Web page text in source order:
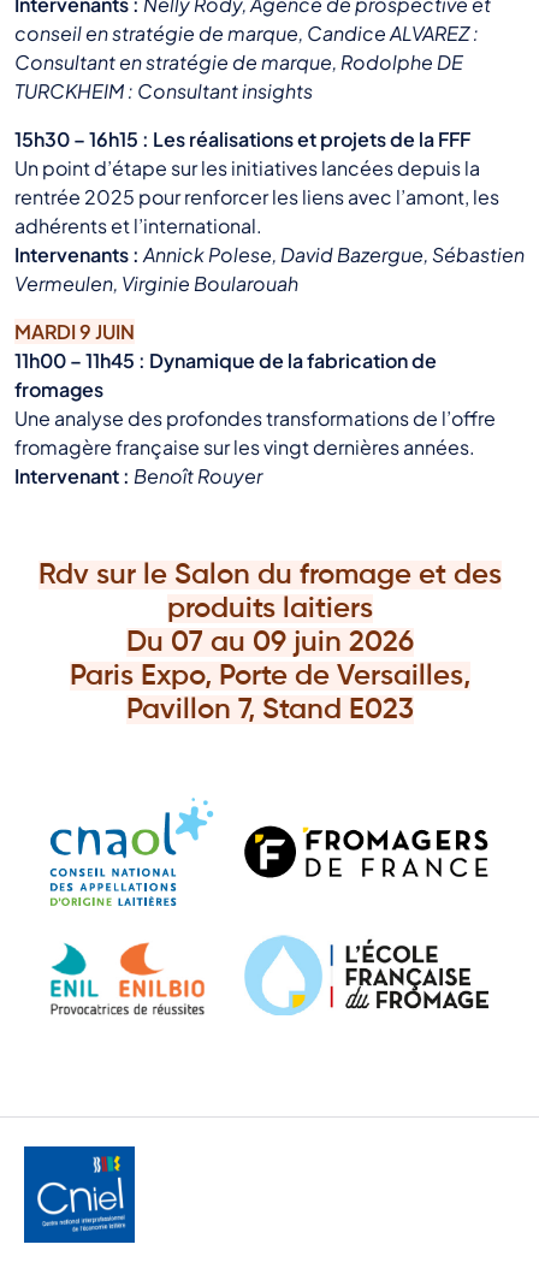
conseil en stratégie de marque, Candice ALVAREZ :
Consultant en stratégie de marque, Rodolphe DE
TURCKHEIM : Consultant insights
15h30 – 16h15 : Les réalisations et projets de la FFF
Un point d’étape sur les initiatives lancées depuis la
rentrée 2025 pour renforcer les liens avec l’amont, les
adhérents et l’international.
Intervenants : Annick Polese, David Bazergue, Sébastien
Vermeulen, Virginie Boularouah
MARDI 9 JUIN
11h00 – 11h45 : Dynamique de la fabrication de
fromages
Une analyse des profondes transformations de l’offre
fromagère française sur les vingt dernières années.
Intervenant : Benoît Rouyer
Rdv sur le Salon du fromage et des
produits laitiers
Du 07 au 09 juin 2026
Paris Expo, Porte de Versailles,
Pavillon 7, Stand E023